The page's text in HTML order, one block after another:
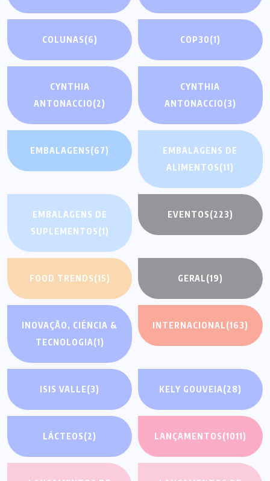
COLUNAS(6) COP30(1)
CYNTHIA
ANTONACCIO(2)
CYNTHIA
ANTONACCIO(3)
EMBALAGENS(67)
EMBALAGENS DE
ALIMENTOS(11)
EMBALAGENS DE
SUPLEMENTOS(1)
EVENTOS(223)
FOOD TRENDS(15) GERAL(19)
INOVAÇÃO, CIÊNCIA &
TECNOLOGIA(1)
INTERNACIONAL(163)
ISIS VALLE(3) KELY GOUVEIA(28)
LÁCTEOS(2) LANÇAMENTOS(1011)